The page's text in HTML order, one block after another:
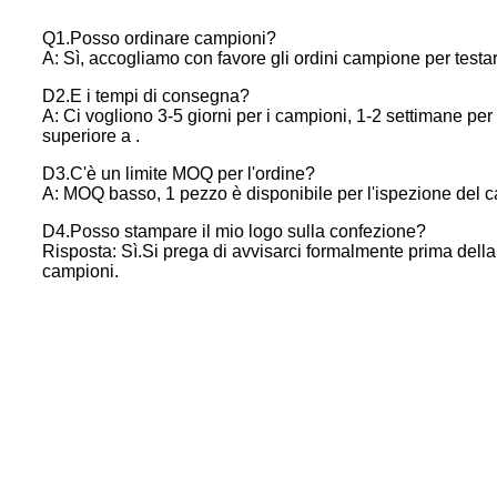
Q1.Posso ordinare campioni?
A: Sì, accogliamo con favore gli ordini campione per
D2.E i tempi di consegna?
A: Ci vogliono 3-5 giorni per i campioni, 1-2 settimane
superiore a .
D3.C'è un limite MOQ per l'ordine?
A: MOQ basso, 1 pezzo è disponibile per l'ispezione del
D4.Posso stampare il mio logo sulla confezione?
Risposta: Sì.Si prega di avvisarci formalmente prima
campioni.